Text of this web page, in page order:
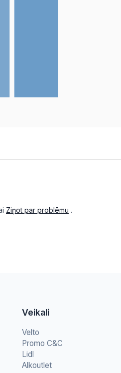
Ziņot par problēmu .
Veikali
Velto
Promo C&C
Lidl
Alkoutlet